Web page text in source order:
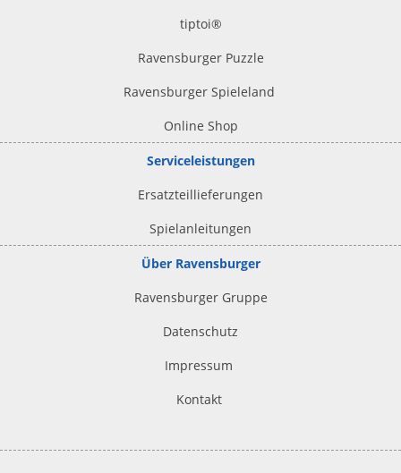
tiptoi®
Ravensburger Puzzle
Ravensburger Spieleland
Online Shop
Serviceleistungen
Ersatzteillieferungen
Spielanleitungen
Über Ravensburger
Ravensburger Gruppe
Datenschutz
Impressum
Kontakt